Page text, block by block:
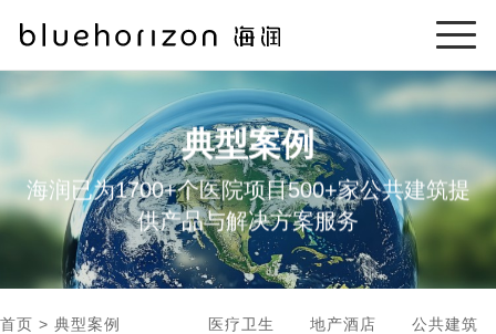
典型案例
海润已为1700+个医院项目500+家公共建筑提
供产品与解决方案服务
首页 典型案例 医疗卫生 地产酒店 公共建筑